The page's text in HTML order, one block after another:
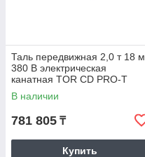
Таль передвижная 2,0 т 18 м
380 В электрическая
канатная TOR CD PRO-T
(усиленный двигатель и
редуктор)
В наличии
781 805 ₸
Купить